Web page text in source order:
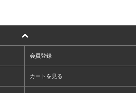
会員登録
カートを見る